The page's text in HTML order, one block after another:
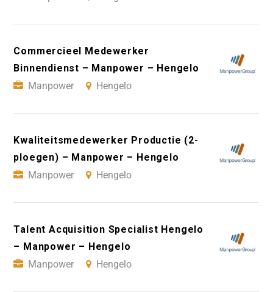
Commercieel Medewerker
Binnendienst – Manpower – Hengelo
Manpower
Hengelo
Kwaliteitsmedewerker Productie (2-
ploegen) – Manpower – Hengelo
Manpower
Hengelo
Talent Acquisition Specialist Hengelo
– Manpower – Hengelo
Manpower
Hengelo